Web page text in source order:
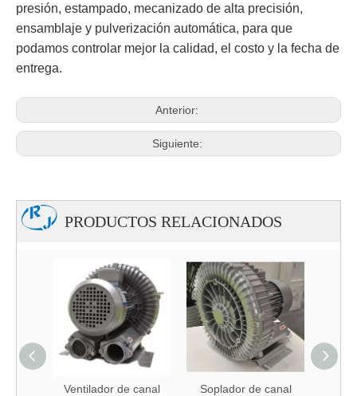
presión, estampado, mecanizado de alta precisión,
ensamblaje y pulverización automática, para que
podamos controlar mejor la calidad, el costo y la fecha de
entrega.
Anterior:
Siguiente:
PRODUCTOS RELACIONADOS
Ventilador de canal
Soplador de canal